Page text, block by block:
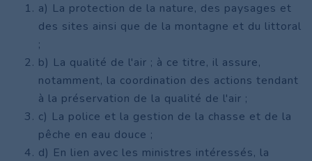
a) La protection de la nature, des paysages et
des sites ainsi que de la montagne et du littoral
;
b) La qualité de l'air ; à ce titre, il assure,
notamment, la coordination des actions tendant
à la préservation de la qualité de l'air ;
c) La police et la gestion de la chasse et de la
pêche en eau douce ;
d) En lien avec les ministres intéressés, la